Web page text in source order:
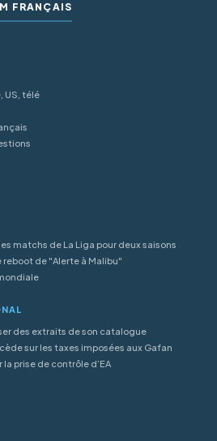
FRANÇAIS
US, télé
matchs de La Liga pour deux saisons
de "Alerte à Malibu"
des extraits de son catalogue
sur les taxes imposées aux Gafan
la prise de contrôle d’EA